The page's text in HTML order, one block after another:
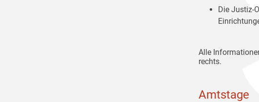
Die Justiz-
Alle
rechts.
Amtstage